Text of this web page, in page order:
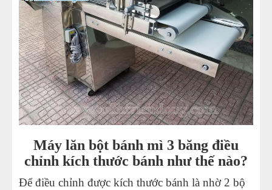
Máy lăn bột bánh mì 3 băng điều
chỉnh kích thước bánh như thế nào?
Để điều chỉnh được kích thước bánh là nhờ 2 bộ